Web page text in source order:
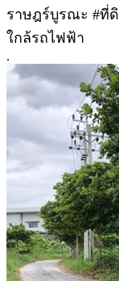
ราษฎร์บูรณะ #ที่
ใกล้รถไฟฟ้า
.